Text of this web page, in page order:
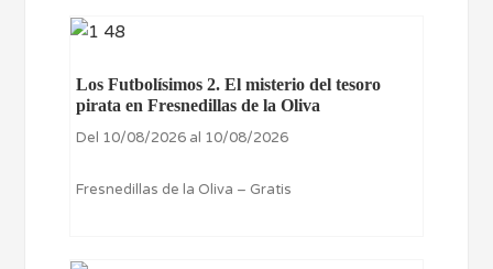
Los Futbolísimos 2. El misterio del tesoro
pirata en Fresnedillas de la Oliva
Del 10/08/2026 al 10/08/2026
Fresnedillas de la Oliva – Gratis